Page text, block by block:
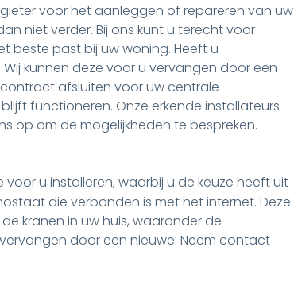
voor het aanleggen of repareren van uw
niet verder. Bij ons kunt u terecht voor
beste past bij uw woning. Heeft u
kunnen deze voor u vervangen door een
afsluiten voor uw centrale
functioneren. Onze erkende installateurs
op om de mogelijkheden te bespreken.
u installeren, waarbij u de keuze heeft uit
die verbonden is met het internet. Deze
kranen in uw huis, waaronder de
door een nieuwe. Neem contact